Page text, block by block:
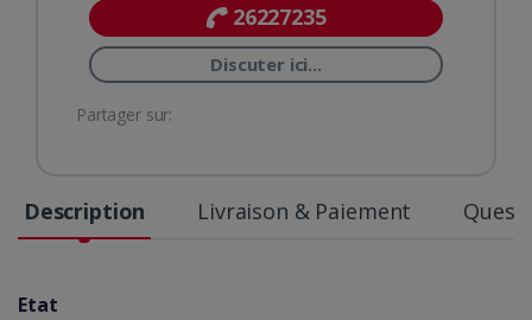
26227235
Discuter ici...
Partager sur:
Description Livraison & Paiement
Etat